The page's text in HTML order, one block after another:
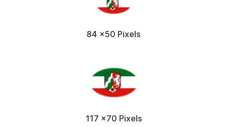
84 x50 Pixels
117 x70 Pixels